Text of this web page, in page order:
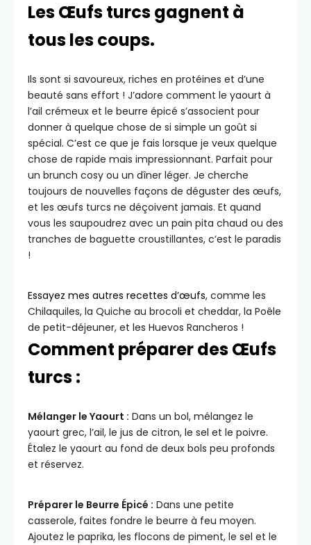
Les Œufs turcs gagnent à
tous les coups.
Ils sont si savoureux, riches en protéines et d’une
beauté sans effort ! J’adore comment le yaourt à
l’ail crémeux et le beurre épicé s’associent pour
donner à quelque chose de si simple un goût si
spécial. C’est ce que je fais lorsque je veux quelque
chose de rapide mais impressionnant. Parfait pour
un brunch cosy ou un dîner léger. Je cherche
toujours de nouvelles façons de déguster des œufs,
et les œufs turcs ne déçoivent jamais. Et quand
vous les saupoudrez avec un pain pita chaud ou des
tranches de baguette croustillantes, c’est le paradis
!
Essayez mes autres recettes d’œufs, comme les
Chilaquiles, la Quiche au brocoli et cheddar, la Poêle
de petit-déjeuner, et les Huevos Rancheros !
Comment préparer des Œufs
turcs :
Mélanger le Yaourt : Dans un bol, mélangez le
yaourt grec, l’ail, le jus de citron, le sel et le poivre.
Étalez le yaourt au fond de deux bols peu profonds
et réservez.
Préparer le Beurre Épicé : Dans une petite
casserole, faites fondre le beurre à feu moyen.
Ajoutez le paprika, les flocons de piment, le sel et le